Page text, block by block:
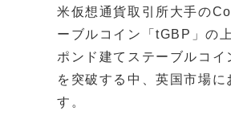
米仮想通貨取引所大手の
ーブルコイン「tGBP」の
ポンド建てステーブルコ
を突破する中、英国市場
す。